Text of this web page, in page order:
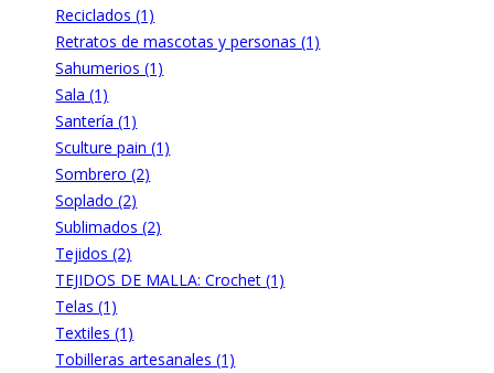
Reciclados (1)
Retratos de mascotas y personas (1)
Sahumerios (1)
Sala (1)
Santería (1)
Sculture pain (1)
Sombrero (2)
Soplado (2)
Sublimados (2)
Tejidos (2)
TEJIDOS DE MALLA: Crochet (1)
Telas (1)
Textiles (1)
Tobilleras artesanales (1)